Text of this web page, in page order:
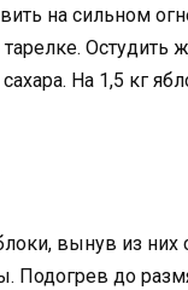
на сильном
Остудить
На 1,5 кг
вынув из
Подогрев до